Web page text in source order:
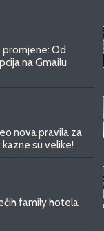
Od
na Gmailu
nova pravila za
su velike!
family hotela